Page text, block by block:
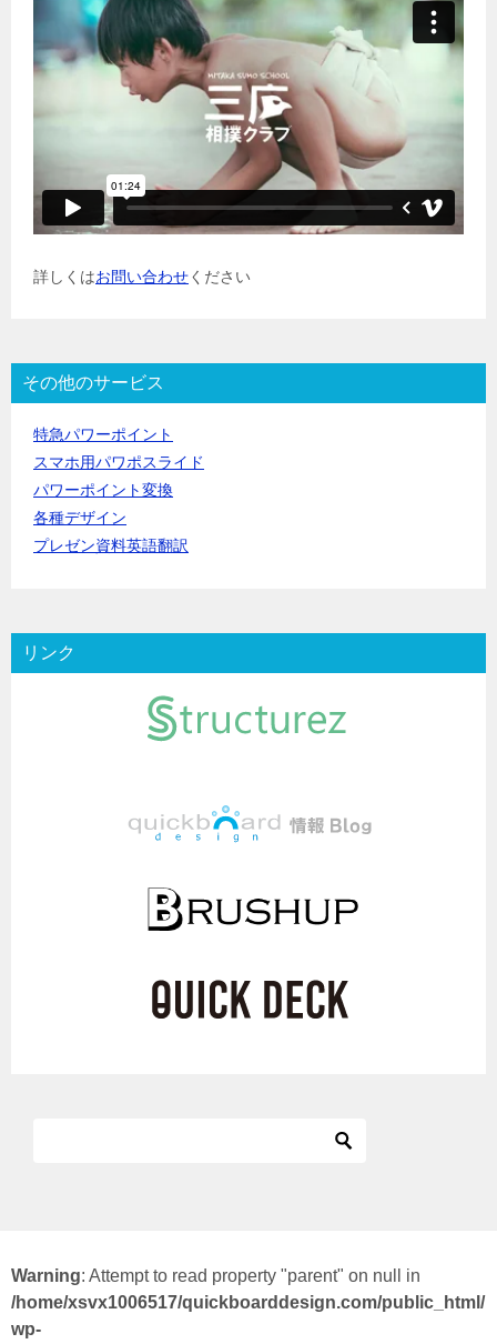
詳しくはお問い合わせください
その他のサービス
特急パワーポイント
スマホ用パワポスライド
パワーポイント変換
各種デザイン
プレゼン資料英語翻訳
リンク
Warning: Attempt to read property "parent" on null in
/home/xsvx1006517/quickboarddesign.com/public_html/
wp-